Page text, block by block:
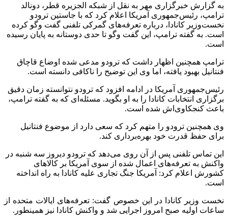
به گزارش خبرگزاری مهر به نقل از شبکه الجزیره قطر، دونالد
ترامپ، رئیس‌جمهوری آمریکا اعلام کرد که با جاستین ترودو
نخست‌وزیر کانادا، درباره تعرفه‌های گمرکی تلفنی گفت وگو کرده
است. به گفته ترامپ، این گفت وگو تا حدی دوستانه به پایان رسیده
است.
ترامپ همچنین اظهار داشت که ترودو مدعی شده اوضاع قاچاق
فنتانیل بهبود یافته، اما وی این توضیح را ناکافی دانسته است.
رئیس‌جمهوری آمریکا در ادامه افزود که ترودو نتوانسته زمان دقیق
برگزاری انتخابات کانادا را به او بگوید. مسئله‌ای که به گفته ترامپ،
باعث کنجکاوی‌اش شده است.
وی همچنین ترودو را متهم کرد که سعی دارد از موضوع فنتانیل
برای حفظ قدرت خود بهره‌برداری کند.
این تماس تلفنی پس از آن روی می‌دهد که ترودو دیروز سه شنبه در
واکنش به تعرفه‌های اعمال شده از سوی آمریکا بر کالاهای
کشورش اعلام کرد: آمریکا جنگ تجاری علیه کانادا به راه انداخته
است.
نخست وزیر کانادا در این خصوص گفت: تعرفه‌های ایالات متحده از
ساعات اولیه صبح امروز اجرایی شد و واکنش کانادا نیز همینطور.